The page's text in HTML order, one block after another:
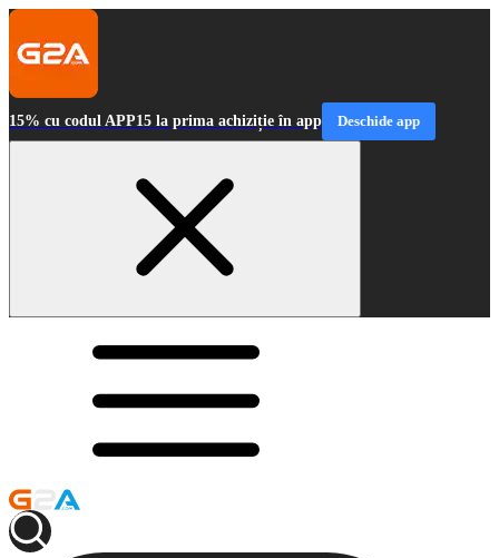
15% cu codul APP15 la prima achiziție în app Deschide app